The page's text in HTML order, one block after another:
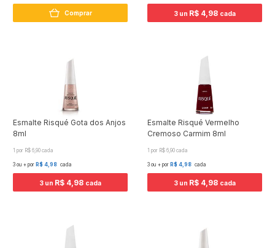
Comprar 3 un R$ 4,98 cada
Esmalte Risqué Gota dos Anjos
8ml
1 por R$ 6,90 cada
3 ou + por R$ 4,98 cada
3 un R$ 4,98 cada
Esmalte Risqué Vermelho
Cremoso Carmim 8ml
1 por R$ 6,90 cada
3 ou + por R$ 4,98 cada
3 un R$ 4,98 cada